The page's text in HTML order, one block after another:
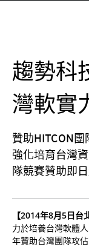
趨勢科
灣軟實
贊助HITCON
強化培育台灣
隊競賽贊助即
【2014年8月5日台
力於培養台灣軟體
年贊助台灣團隊攻